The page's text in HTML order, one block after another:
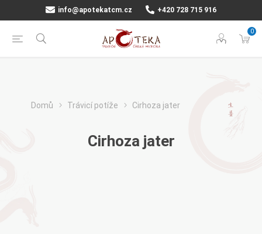
info@apotekatcm.cz +420 728 715 916
0
Domů Trávicí potíže Cirhoza jater
Cirhoza jater